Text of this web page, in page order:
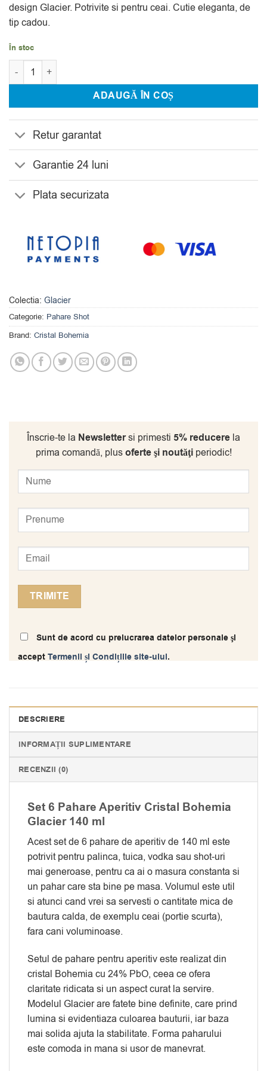
design Glacier. Potrivite si pentru ceai. Cutie eleganta, de
tip cadou.
În stoc
Cantitate Set 6 Pahare Aperitiv Cristal Bohemia Glacier 140 ml
ADAUGĂ ÎN COȘ
Retur garantat
Garantie 24 luni
Plata securizata
Colectia: Glacier
Categorie: Pahare Shot
Brand: Cristal Bohemia
Înscrie-te la Newslettersi primesti 5% reducere la
prima comandă, plusoferte şi noutăţiperiodic!
Sunt de acord cu prelucrarea datelor personale şi
acceptTermenii și Condițiile site-ului.
DESCRIERE
INFORMAȚII SUPLIMENTARE
RECENZII (0)
Set 6 Pahare Aperitiv Cristal Bohemia
Glacier 140 ml
Acest set de 6 pahare de aperitiv de 140 ml este
potrivit pentru palinca, tuica, vodka sau shot-uri
mai generoase, pentru ca ai o masura constanta si
un pahar care sta bine pe masa. Volumul este util
si atunci cand vrei sa servesti o cantitate mica de
bautura calda, de exemplu ceai (portie scurta),
fara cani voluminoase.
Setul de pahare pentru aperitiv este realizat din
cristal Bohemia cu 24% PbO, ceea ce ofera
claritate ridicata si un aspect curat la servire.
Modelul Glacier are fatete bine definite, care prind
lumina si evidentiaza culoarea bauturii, iar baza
mai solida ajuta la stabilitate. Forma paharului
este comoda in mana si usor de manevrat.